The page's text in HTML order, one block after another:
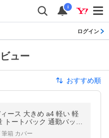
i
ログイン
ュー
おすすめ順
ース 大きめ a4 軽い 軽
トートバック 通勤バッグ
箱 カバー